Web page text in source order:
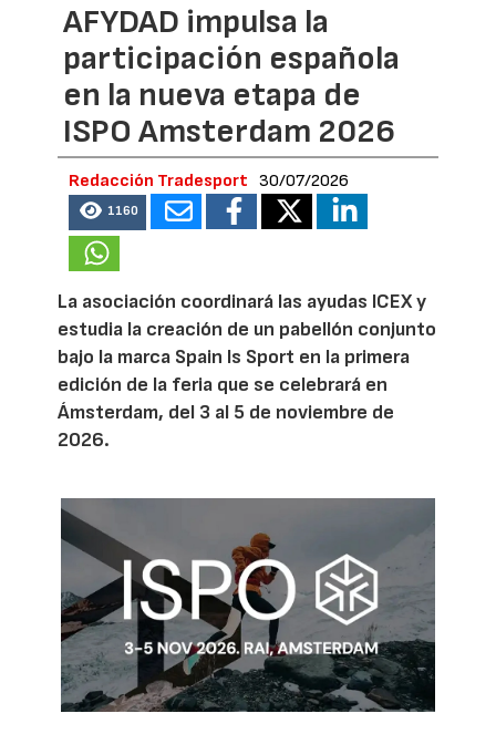
AFYDAD impulsa la
participación española
en la nueva etapa de
ISPO Amsterdam 2026
Redacción Tradesport 30/07/2026
1160
La asociación coordinará las ayudas ICEX y
estudia la creación de un pabellón conjunto
bajo la marca Spain Is Sport en la primera
edición de la feria que se celebrará en
Ámsterdam, del 3 al 5 de noviembre de
2026.